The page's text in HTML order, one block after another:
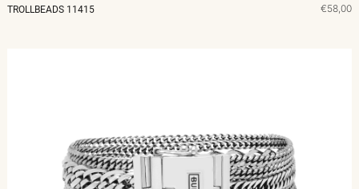
TROLLBEADS 11415 €58,00